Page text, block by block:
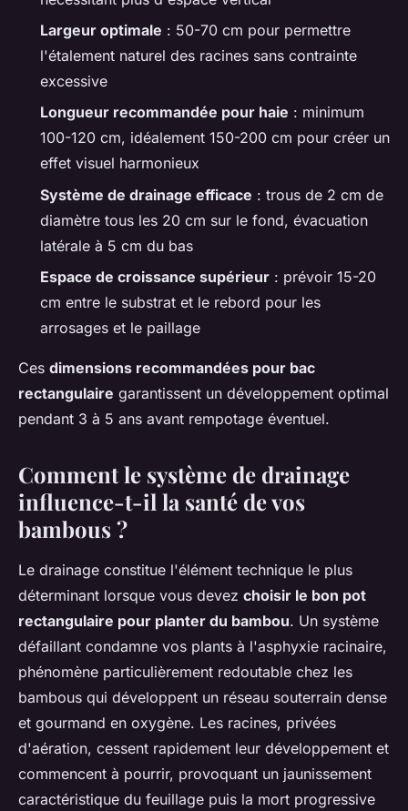
Largeur optimale : 50-70 cm pour permettre
l'étalement naturel des racines sans contrainte
excessive
Longueur recommandée pour haie : minimum
100-120 cm, idéalement 150-200 cm pour créer un
effet visuel harmonieux
Système de drainage efficace : trous de 2 cm de
diamètre tous les 20 cm sur le fond, évacuation
latérale à 5 cm du bas
Espace de croissance supérieur : prévoir 15-20
cm entre le substrat et le rebord pour les
arrosages et le paillage
Ces dimensions recommandées pour bac
rectangulaire garantissent un développement optimal
pendant 3 à 5 ans avant rempotage éventuel.
Comment le système de drainage
influence-t-il la santé de vos
bambous ?
Le drainage constitue l'élément technique le plus
déterminant lorsque vous devez choisir le bon pot
rectangulaire pour planter du bambou. Un système
défaillant condamne vos plants à l'asphyxie racinaire,
phénomène particulièrement redoutable chez les
bambous qui développent un réseau souterrain dense
et gourmand en oxygène. Les racines, privées
d'aération, cessent rapidement leur développement et
commencent à pourrir, provoquant un jaunissement
caractéristique du feuillage puis la mort progressive